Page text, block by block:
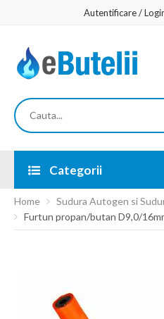
Autentificare /
Categorii
Home Sudura Autogen si
Furtun propan/butan D9,0/